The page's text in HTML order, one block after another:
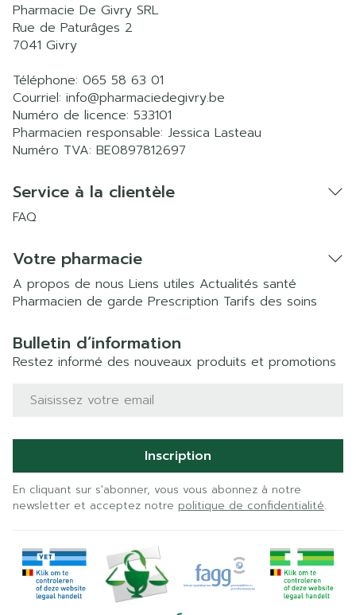
Pharmacie De Givry SRL
Rue de Paturâges 2
7041 Givry
Téléphone: 065 58 63 01
Courriel: info@pharmaciedegivry.be
Numéro de licence: 533101
Pharmacien responsable: Jessica Lasteau
Numéro TVA: BE0897812697
Service à la clientèle
FAQ
Votre pharmacie
A propos de nous Liens utiles Actualités santé
Pharmacien de garde Prescription Tarifs des soins
Bulletin d’information
Restez informé des nouveaux produits et promotions
Adresse mail
Inscription
En cliquant sur s'abonner, vous vous abonnez à notre
newsletter et acceptez notre politique de confidentialité.